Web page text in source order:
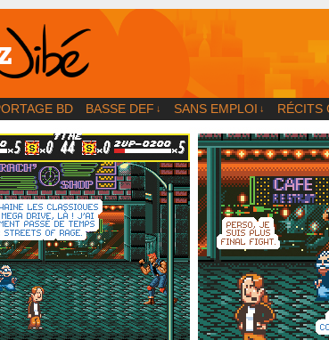
BD | Illustration | Blog
BD BASSE DEF ↓ SANS EMPLOI ↓ RÉCITS